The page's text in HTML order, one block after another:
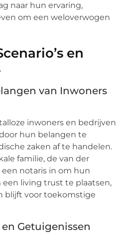
naar hun ervaring,
om een weloverwogen
en
van Inwoners
inwoners en bedrijven
hun belangen te
zaken af te handelen.
familie, de van der
een notaris in om hun
living trust te plaatsen,
blijft voor toekomstige
Getuigenissen